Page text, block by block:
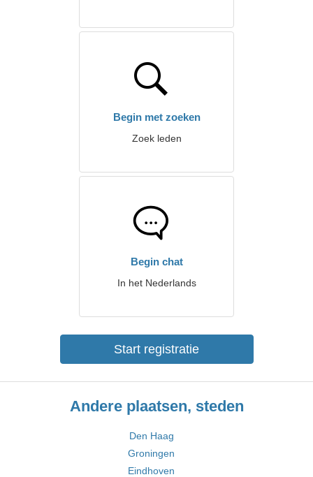
Begin met zoeken
Zoek leden
Begin chat
In het Nederlands
Start registratie
Andere plaatsen, steden
Den Haag
Groningen
Eindhoven